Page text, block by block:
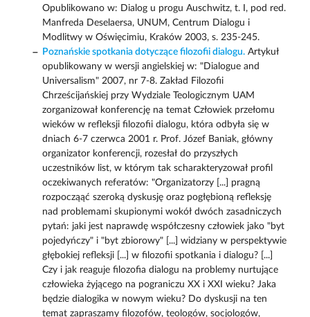
Opublikowano w: Dialog u progu Auschwitz, t. I, pod red.
Manfreda Deselaersa, UNUM, Centrum Dialogu i
Modlitwy w Oświęcimiu, Kraków 2003, s. 235-245.
Poznańskie spotkania dotyczące filozofii dialogu.Artykuł
opublikowany w wersji angielskiej w: "Dialogue and
Universalism" 2007, nr 7-8. Zakład Filozofii
Chrześcijańskiej przy Wydziale Teologicznym UAM
zorganizował konferencję na temat Człowiek przełomu
wieków w refleksji filozofii dialogu, która odbyła się w
dniach 6-7 czerwca 2001 r. Prof. Józef Baniak, główny
organizator konferencji, rozesłał do przyszłych
uczestników list, w którym tak scharakteryzował profil
oczekiwanych referatów: "Organizatorzy [...] pragną
rozpocząąć szeroką dyskusję oraz pogłębioną refleksję
nad problemami skupionymi wokół dwóch zasadniczych
pytań: jaki jest naprawdę współczesny człowiek jako "byt
pojedyńczy" i "byt zbiorowy" [...] widziany w perspektywie
głębokiej refleksji [...] w filozofii spotkania i dialogu? [...]
Czy i jak reaguje filozofia dialogu na problemy nurtujące
człowieka żyjącego na pograniczu XX i XXI wieku? Jaka
będzie dialogika w nowym wieku? Do dyskusji na ten
temat zapraszamy filozofów, teologów, socjologów,